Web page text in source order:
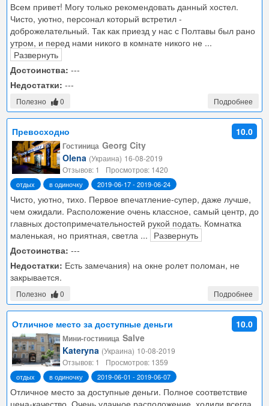
Всем привет! Могу только рекомендовать данный хостел.
Чисто, уютно, персонал который встретил -
доброжелательный. Так как приезд у нас с Полтавы был рано
утром, и перед нами никого в комнате никого не ...
Развернуть
Достоинства: ---
Недостатки: ---
Полезно 0 Подробнее
Превосходно 10.0
Гостиница Georg City
Olena (Украина) 16-08-2019
Отзывов: 1
Просмотров: 1420
отдых в одиночку 2019-06-17 - 2019-06-24
Чисто, уютно, тихо. Первое впечатление-супер, даже лучше,
чем ожидали. Расположение очень классное, самый центр, до
главных достопримечательностей рукой подать. Комнатка
маленькая, но приятная, светла ... Развернуть
Достоинства: ---
Недостатки: Есть замечания) на окне ролет поломан, не
закрывается.
Полезно 0 Подробнее
Отличное место за доступные деньги 10.0
Мини-гостиница Salve
Kateryna (Украина) 10-08-2019
Отзывов: 1
Просмотров: 1359
отдых в одиночку 2019-06-01 - 2019-06-07
Отличное место за доступные деньги. Полное соответствие
цена-качество. Очень удачное расположение, ходили всегда